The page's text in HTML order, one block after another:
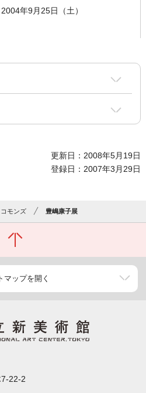
年9月25日（土）
更新日：2008年5月19日
登録日：2007年3月29日
モンズ 豊嶋康子展
マップを開く
22-2